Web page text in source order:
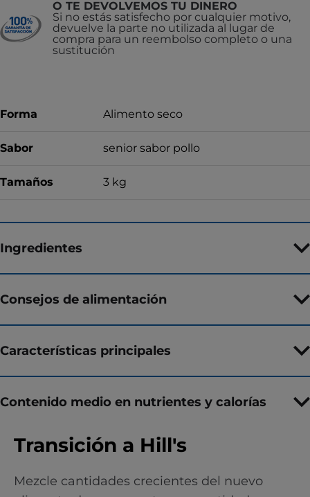
O TE DEVOLVEMOS TU DINERO
Si no estás satisfecho por cualquier motivo,
devuelve la parte no utilizada al lugar de
compra para un reembolso completo o una
sustitución
Forma Alimento seco
Sabor senior sabor pollo
Tamaños 3 kg
Ingredientes
Consejos de alimentación
Características principales
Contenido medio en nutrientes y calorías
Transición a Hill's
Mezcle cantidades crecientes del nuevo